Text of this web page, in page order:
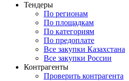
Тендеры
По регионам
По площадкам
По категориям
По предоплате
Все закупки Казахстана
Все закупки России
Контрагенты
Проверить контрагента